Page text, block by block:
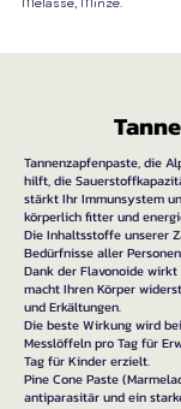
Tannenzapfenpaste, die
hilft, die
stärkt Ihr Immunsystem
körperlich fitter und
Die Inhaltsstoffe unserer
Bedürfnisse aller
Dank der Flavonoide
macht Ihren Körper
und Erkältungen.
Die beste Wirkung wird
Messlöffeln pro Tag für
Tag für Kinder erzielt.
Pine Cone Paste
antiparasitär und ein